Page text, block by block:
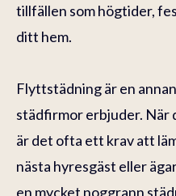
tillfällen som högtider,
ditt hem.
Flyttstädning är en
städfirmor erbjuder. När
är det ofta ett krav att
nästa hyresgäst eller
en mycket noggrann